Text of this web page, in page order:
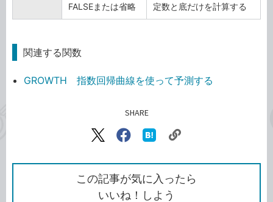
FALSEまたは省略 定数と底だけを計算する
関連する関数
GROWTH 指数回帰曲線を使って予測する
SHARE
X（旧
で
シ
ェ
ア
Facebook
シ
ェ
ア
な
ッ
ク
ク
を
コ
この記事が気に入ったら
いいね！しよう